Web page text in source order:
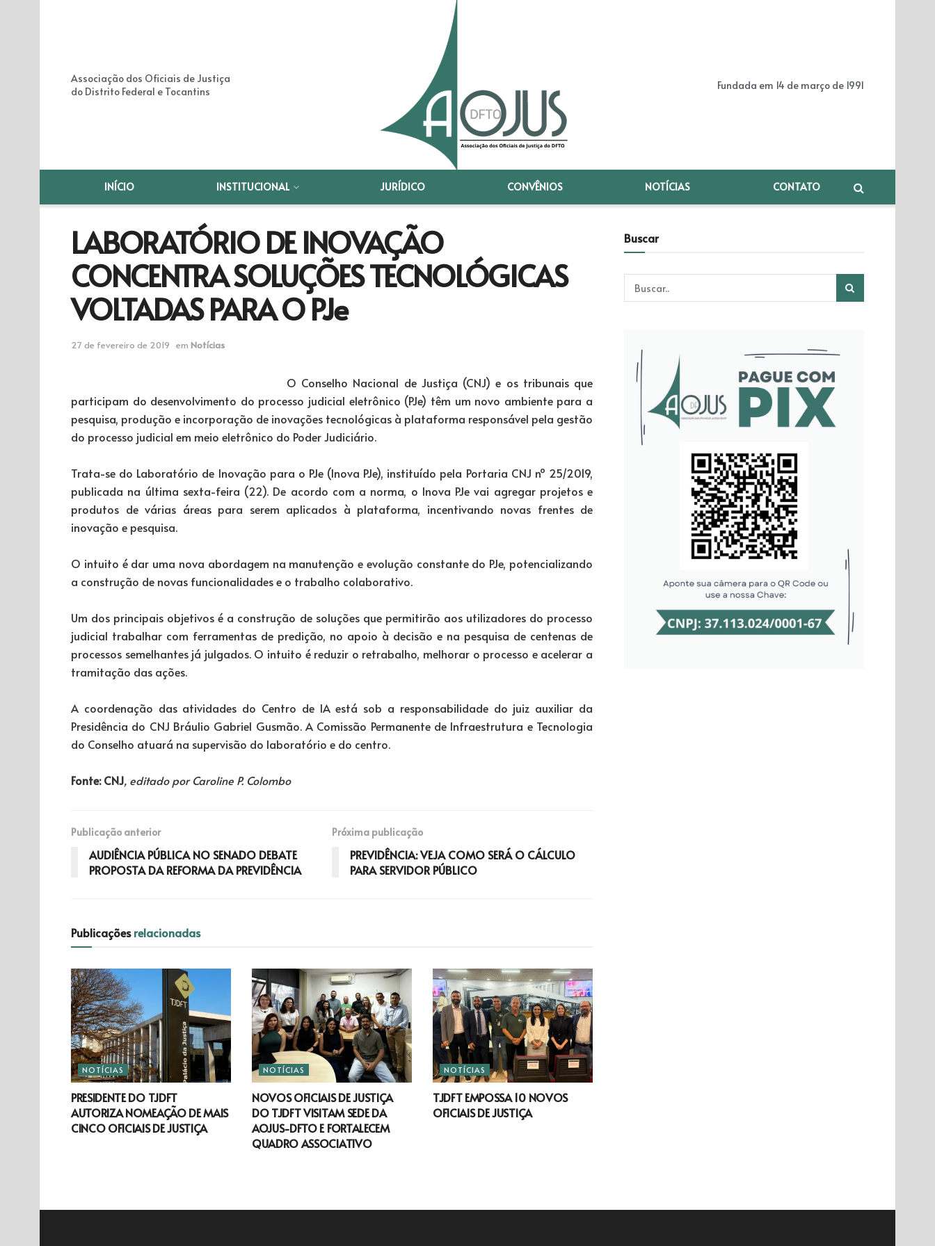
Associação dos Oficiais de Justiça
do Distrito Federal e Tocantins
Fundada em 14 de março de 1991
INÍCIO INSTITUCIONAL JURÍDICO CONVÊNIOS NOTÍCIAS CONTATO
LABORATÓRIO DE INOVAÇÃO
CONCENTRA SOLUÇÕES TECNOLÓGICAS
VOLTADAS PARA O PJe
27 de fevereiro de 2019 em Notícias
O Conselho Nacional de Justiça (CNJ) e os tribunais que
participam do desenvolvimento do processo judicial eletrônico (PJe) têm um novo ambiente para a
pesquisa, produção e incorporação de inovações tecnológicas à plataforma responsável pela gestão
do processo judicial em meio eletrônico do Poder Judiciário.
Trata-se do Laboratório de Inovação para o PJe (Inova PJe), instituído pela Portaria CNJ nº 25/2019,
publicada na última sexta-feira (22). De acordo com a norma, o Inova PJe vai agregar projetos e
produtos de várias áreas para serem aplicados à plataforma, incentivando novas frentes de
inovação e pesquisa.
O intuito é dar uma nova abordagem na manutenção e evolução constante do PJe, potencializando
a construção de novas funcionalidades e o trabalho colaborativo.
Um dos principais objetivos é a construção de soluções que permitirão aos utilizadores do processo
judicial trabalhar com ferramentas de predição, no apoio à decisão e na pesquisa de centenas de
processos semelhantes já julgados. O intuito é reduzir o retrabalho, melhorar o processo e acelerar a
tramitação das ações.
A coordenação das atividades do Centro de IA está sob a responsabilidade do juiz auxiliar da
Presidência do CNJ Bráulio Gabriel Gusmão. A Comissão Permanente de Infraestrutura e Tecnologia
do Conselho atuará na supervisão do laboratório e do centro.
Fonte: CNJ, editado por Caroline P. Colombo
Publicação anterior
AUDIÊNCIA PÚBLICA NO SENADO DEBATE
PROPOSTA DA REFORMA DA PREVIDÊNCIA
Próxima publicação
PREVIDÊNCIA: VEJA COMO SERÁ O CÁLCULO
PARA SERVIDOR PÚBLICO
Publicaçõesrelacionadas
NOTÍCIAS
PRESIDENTE DO TJDFT
AUTORIZA NOMEAÇÃO DE MAIS
CINCO OFICIAIS DE JUSTIÇA
NOTÍCIAS
NOVOS OFICIAIS DE JUSTIÇA
DO TJDFT VISITAM SEDE DA
AOJUS-DFTO E FORTALECEM
QUADRO ASSOCIATIVO
NOTÍCIAS
TJDFT EMPOSSA 10 NOVOS
OFICIAIS DE JUSTIÇA
Buscar